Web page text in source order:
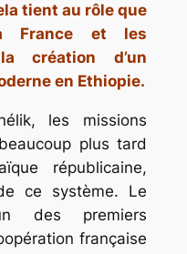
tient au rôle que
France et les
création d’un
en Ethiopie.
les missions
plus tard
républicaine,
ce système. Le
des premiers
française